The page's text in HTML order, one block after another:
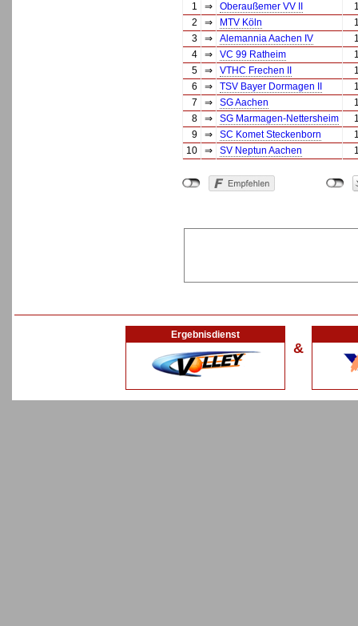
1
⇒ Oberaußemer VV II
2
⇒ MTV Köln
3
⇒ Alemannia Aachen IV
4
⇒ VC 99 Ratheim
5
⇒ VTHC Frechen II
6
⇒ TSV Bayer Dormagen II
7
⇒ SG Aachen
8
⇒ SG Marmagen-Nettersheim
9
⇒ SC Komet Steckenborn
10
⇒ SV Neptun Aachen
Ergebnisdienst
&